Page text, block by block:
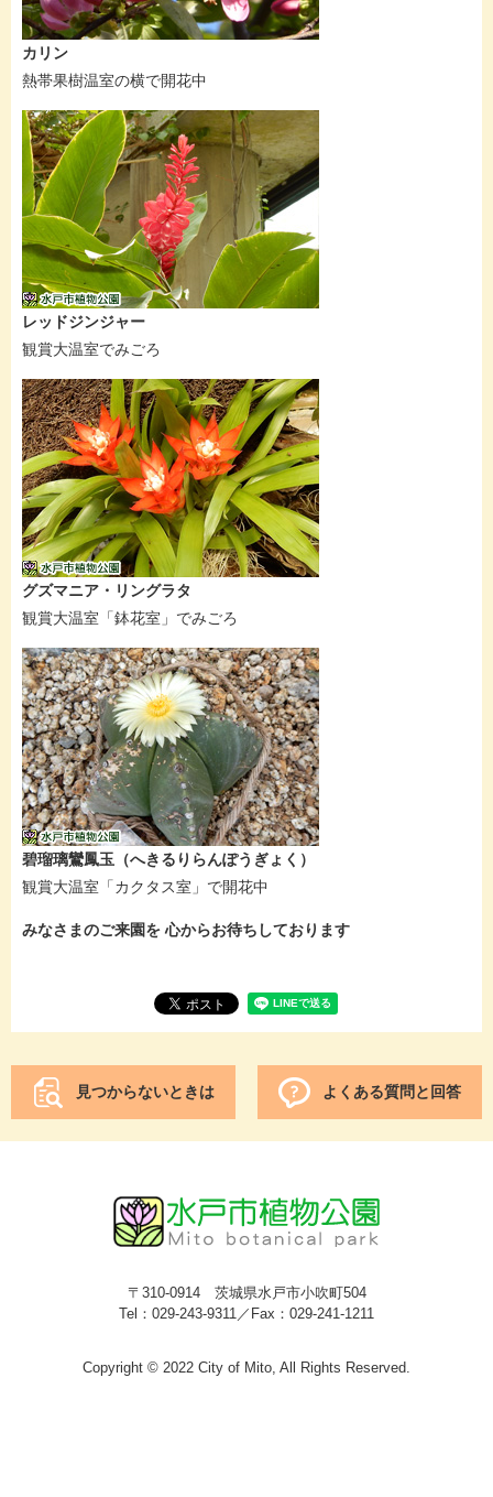
カリン
熱帯果樹温室の横で開花中
レッドジンジャー
観賞大温室でみごろ
グズマニア・リングラタ
観賞大温室「鉢花室」でみごろ
碧瑠璃鸞鳳玉（へきるりらんぽうぎょく）
観賞大温室「カクタス室」で開花中
みなさまのご来園を 心からお待ちしております
見つからないときは よくある質問と回答
〒310-0914 茨城県水戸市小吹町504
Tel：029-243-9311／Fax：029-241-1211
Copyright © 2022 City of Mito, All Rights Reserved.